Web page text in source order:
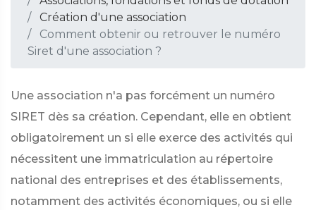
Création d'une association
Comment obtenir ou retrouver le numéro
Siret d'une association ?
Une association n'a pas forcément un numéro
SIRET dès sa création. Cependant, elle en obtient
obligatoirement un si elle exerce des activités qui
nécessitent une immatriculation au répertoire
national des entreprises et des établissements,
notamment des activités économiques, ou si elle